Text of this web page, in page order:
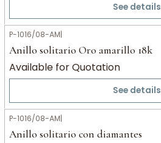
See details
P-1016/08-AM|
Anillo solitario Oro amarillo 18k
Available for Quotation
See details
P-1016/08-AM|
Anillo solitario con diamantes